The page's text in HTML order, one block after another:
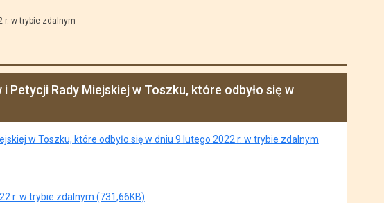
r. w trybie zdalnym
Rady Miejskiej w Toszku, które odbyło się w
w Toszku, które odbyło się w dniu 9 lutego 2022 r. w trybie zdalnym
r. w trybie zdalnym (731,66KB)